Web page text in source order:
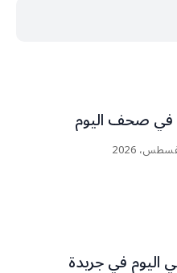
في صحف اليوم
اليوم في جريدة